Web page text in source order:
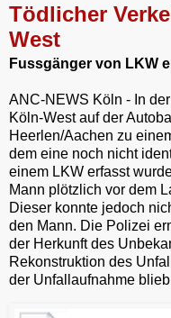
y
i
n
t
p
n
r
n
d
l
y
r
Tödlicher
West
Fussgänger von LKW
ANC-NEWS Köln - In
Köln-West auf der
Heerlen/Aachen zu
dem eine noch nicht
einem LKW erfasst
Mann plötzlich vor dem
Dieser konnte jedoch
den Mann. Die Polizei
der Herkunft des
Rekonstruktion des
der Unfallaufnahme